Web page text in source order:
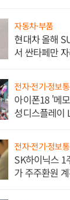
자동차·부품
현대차 올해
서 싼타페만
전자·전기·정보
아이폰18 '메
성디스플레이
전자·전기·정보
SK하이닉스 1
가 주주환원